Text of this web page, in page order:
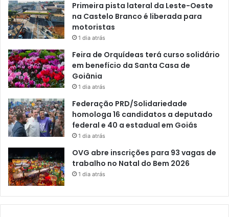
Primeira pista lateral da Leste-Oeste
na Castelo Branco é liberada para
motoristas
1 dia atrás
Feira de Orquídeas terá curso solidário
em benefício da Santa Casa de
Goiânia
1 dia atrás
Federação PRD/Solidariedade
homologa 16 candidatos a deputado
federal e 40 a estadual em Goiás
1 dia atrás
OVG abre inscrições para 93 vagas de
trabalho no Natal do Bem 2026
1 dia atrás